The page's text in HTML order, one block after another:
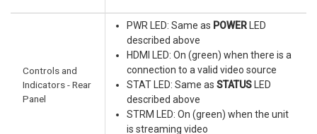
Controls and
Indicators - Rear
Panel
PWR LED: Same as POWER LED
described above
HDMI LED: On (green) when there is a
connection to a valid video source
STAT LED: Same as STATUS LED
described above
STRM LED: On (green) when the unit
is streaming video